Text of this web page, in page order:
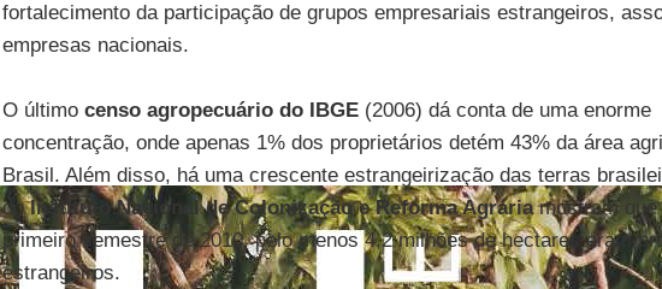
fortalecimento da participação de grupos empresariais estrangeiros,
empresas nacionais.
O último censo agropecuário do IBGE(2006) dá conta de uma enorme
concentração, onde apenas 1% dos proprietários detém 43% da área
Brasil. Além disso, há uma crescente estrangeirização das terras
doInstituto Nacional de Colonização e Reforma Agráriamostram que
primeiro semestre de 2010, pelo menos 4,2 milhões de hectares eram
estrangeiros.